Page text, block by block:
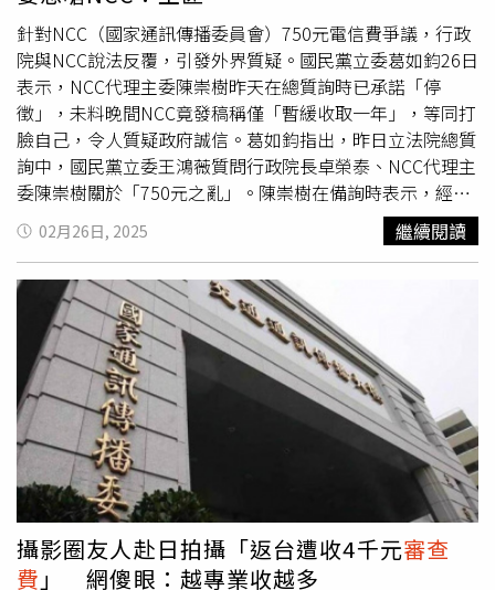
徵有人力成本，時間成本，稅制過嚴可能鼓勵走私，反墊高
查緝成本，若因嚴格稽徵，影響貨物通關速度，更可能導致
國外廠商寧可選擇進關更有效率的國家（例如星國）轉口，
不見得非從台灣轉運不可，當年政府就是在國際競爭力綜合
考量下，才提供小額包裹進口免稅優惠。立委擔心一旦取消
小額包裹免稅門檻優惠，可能牽動走私更猖獗。圖為高雄關
查獲走私私煙，強調查緝不分晝夜（圖／報系資料照）他
說，現在主張取消小額包裹免稅優惠者，多認為將能「圍堵
某製造業大國、保護本地產業」，但歷史教訓顯示往往適得
其反。例如，日本對美國車的關稅其實早已降到零，但日本
民眾就是不開美國車，顯見非關稅問題，川普之所以強調
「不只關稅」，其實也瞭解，墊高關稅簡單，難的是如何改
變各國對美的龐大貿易逆差，確保美國債信。因此，研議
「小額包裹優惠取消」時，也不能只有政治考量，例如，取
消優惠會不會反誤傷在陸台商及國際貿易定位等，最後是否
又再次傷害中低收入民眾的小確幸，其實並非小事，都應全
面考量。針對美國強硬實施全球對等關稅導致「天下大
亂」，陳國樑坦言，對等關稅確實讓全球不少財政、經濟學
者擔憂大蕭條時代來臨；不過，學者也多清楚，歷史走到現
在，只見有國家更迭、政權輪替，卻從不見學術遭政治永久
淹沒，當美國祭出保護主義，其它大國寧可先以靜制動，就
是例證。
類電信業者，被認定不屬於打詐條例定義的「電信業」，只
是交由三大電信業者依合約管制，他提案修法，將二類電信
業者納入母法「電信管理法」管理，NCC代主委陳崇樹也表
示認同。黃健豪指出，現行法規未直接規範銷售黑莓卡等境
外網卡之業者的販售資格及相關實名制，容易規避詐防條例
境外高風險電信事業管制措施，未能真正做到源頭阻詐。唯
有強制舊二類電信登記納管，才能有效防制犯罪，保障民眾
財產權益。
針對NCC（國家通訊傳播委員會）750元電信費爭議，行政
院與NCC說法反覆，引發外界質疑。國民黨立委葛如鈞26日
表示，NCC代理主委陳崇樹昨天在總質詢時已承諾「停
徵」，未料晚間NCC竟發稿稱僅「暫緩收取一年」，等同打
臉自己，令人質疑政府誠信。葛如鈞指出，昨日立法院總質
詢中，國民黨立委王鴻薇質問行政院長卓榮泰、NCC代理主
委陳崇樹關於「750元之亂」。陳崇樹在備詢時表示，經報
請財政部後，該費用「已經不收取」，當時外界解讀為政策
已正式取消，750元確定不再徵收。不過NCC當晚發出新聞
時霧裡看花。葛如鈞批評，這種文字遊戲不僅未解決民眾關
心的「未來是否徵收」問題，更讓人民對政府失去信賴，未
來行政院任何政策喊停，是不是還要問清楚「停多久」？葛
如鈞質疑，行政院與NCC各說各話，讓人無法接受。官員在
立法院承諾的「停徵」，如今卻變成NCC自行宣布「緩徵一
年」，這是否意味著NCC已經凌駕行政院？若行政院的承諾
都能被推翻，那麼未來的總質詢是否還有意義？官員的發言
是否都可以隨意變更？「不收750元，很難嗎？」葛如鈞痛
批，NCC不僅對人民巧取豪奪，現在更試圖超越行政院，公
然奪權，政府應明確交代，750元是否確定取消，而非一再
玩弄文字，欺騙民眾。國民黨立委王鴻薇指出，NCC在總質
02月26日, 2025 繼續閱讀
攝影圈友人赴日拍攝「返台遭收4千元審查
費 」 網傻眼：越專業收越多